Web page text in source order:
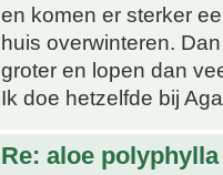
en komen er sterker
huis overwinteren.
groter en lopen dan
Ik doe hetzelfde bij
Re: aloe polyphylla